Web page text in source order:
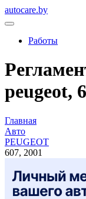
autocare.by
Работы
peugeot,
Главная
Авто
PEUGEOT
607, 2001